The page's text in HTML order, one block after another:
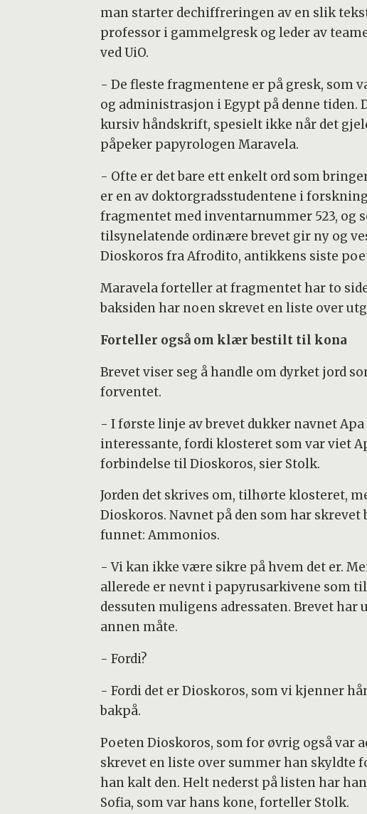
man starter dechiffreringen av en slik
professor i gammelgresk og leder av
ved UiO.
- De fleste fragmentene er på gresk, som
og administrasjon i Egypt på denne tiden.
kursiv håndskrift, spesielt ikke når det
påpeker papyrologen Maravela.
- Ofte er det bare ett enkelt ord som
er en av doktorgradsstudentene i
fragmentet med inventarnummer 523, og
tilsynelatende ordinære brevet gir ny og
Dioskoros fra Afrodito, antikkens siste
Maravela forteller at fragmentet har to
baksiden har noen skrevet en liste over
Forteller også om klær bestilt til kona
Brevet viser seg å handle om dyrket jord
forventet.
- I første linje av brevet dukker navnet Apa
interessante, fordi klosteret som var viet
forbindelse til Dioskoros, sier Stolk.
Jorden det skrives om, tilhørte klosteret,
Dioskoros. Navnet på den som har
funnet: Ammonios.
- Vi kan ikke være sikre på hvem det er.
allerede er nevnt i papyrusarkivene som
dessuten muligens adressaten. Brevet
annen måte.
- Fordi?
- Fordi det er Dioskoros, som vi kjenner
bakpå.
Poeten Dioskoros, som for øvrig også var
skrevet en liste over summer han skyldte
han kalt den. Helt nederst på listen har
Sofia, som var hans kone, forteller Stolk.